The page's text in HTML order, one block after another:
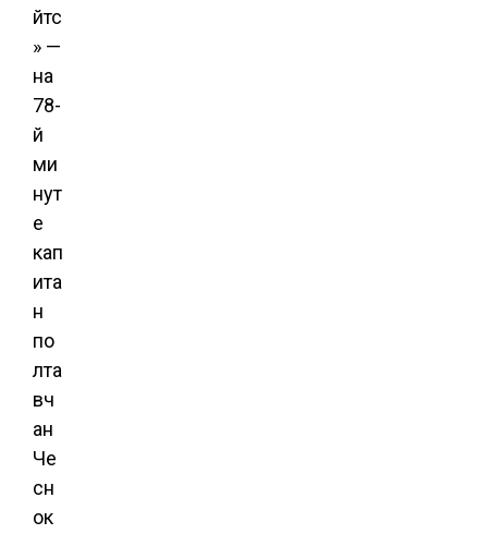
йтс
» —
на
78-
й
ми
нут
е
кап
ита
н
по
лта
вч
ан
Че
сн
ок